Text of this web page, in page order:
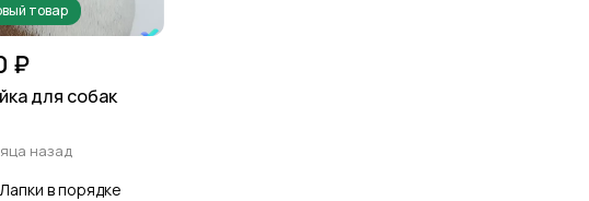
товар
₽
для собак
назад
Лапки в порядке